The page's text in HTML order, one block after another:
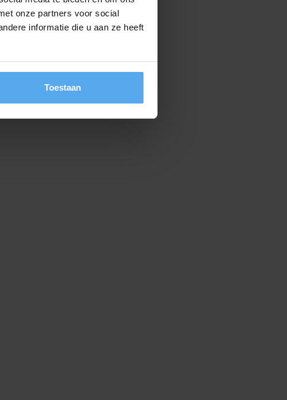
onze partners voor social
informatie die u aan ze heeft
Toestaan